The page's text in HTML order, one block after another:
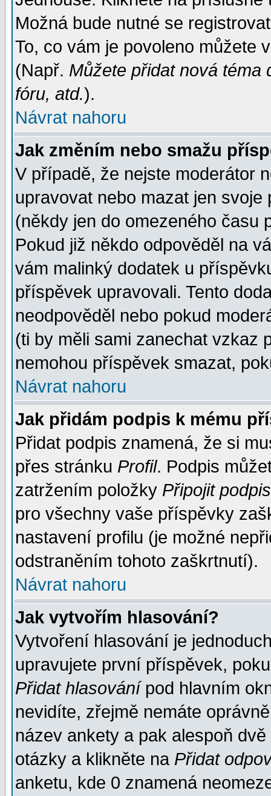
Možná bude nutné se
To, co vám je povoleno můžete
(Např. Můžete přidat nová téma
fóru, atd.).
Návrat nahoru
Jak změním nebo smažu
V případě, že nejste moderátor
upravovat nebo mazat jen
(někdy jen do omezeného
Pokud již někdo odpověděl na
vám malinký dodatek u
příspěvek upravovali. Tento
neodpověděl nebo pokud
(ti by měli sami zanechat vzkaz
nemohou příspěvek smazat,
Návrat nahoru
Jak přidám podpis k mému
Přidat podpis znamená, že si
přes stránku Profil. Podpis
zatržením položky Připojit podpis
pro všechny vaše příspěvky
nastavení profilu (je možné
odstraněním tohoto zaškrtnutí).
Návrat nahoru
Jak vytvořím hlasování?
Vytvoření hlasování je
upravujete první příspěvek,
Přidat hlasovánípod hlavním
nevidíte, zřejmě nemáte
název ankety a pak alespoň
otázky a klikněte na Přidat
anketu, kde 0 znamená